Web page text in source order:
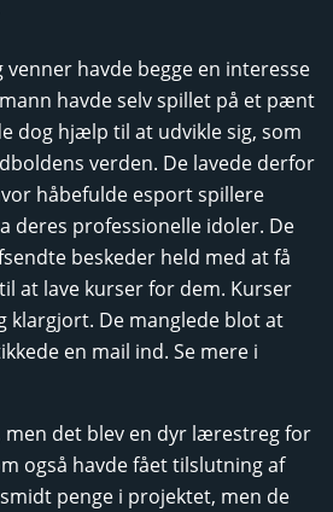
havde begge en interesse
havde selv spillet på et pænt
dog hjælp til at udvikle sig, som
verden. De lavede derfor
håbefulde esport spillere
deres professionelle idoler. De
beskeder held med at få
til at lave kurser for dem. Kurser
klargjort. De manglede blot at
en mail ind. Se mere i
det blev en dyr lærestreg for
også havde fået tilslutning af
penge i projektet, men de